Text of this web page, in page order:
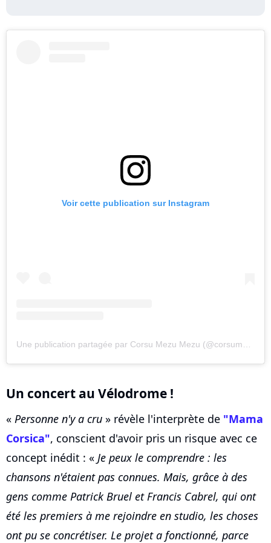
Voir cette publication sur Instagram
Un concert au Vélodrome !
« Personne n'y a cru » révèle l'interprète de "Mama
Corsica", conscient d'avoir pris un risque avec ce
concept inédit : « Je peux le comprendre : les
chansons n'étaient pas connues. Mais, grâce à des
gens comme Patrick Bruel et Francis Cabrel, qui ont
été les premiers à me rejoindre en studio, les choses
ont pu se concrétiser. Le projet a fonctionné, parce